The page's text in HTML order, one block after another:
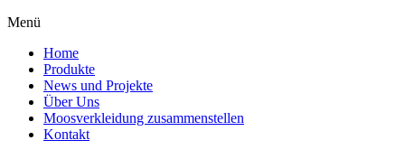
Menü
Home
Produkte
News und Projekte
Über Uns
Moosverkleidung zusammenstellen
Kontakt